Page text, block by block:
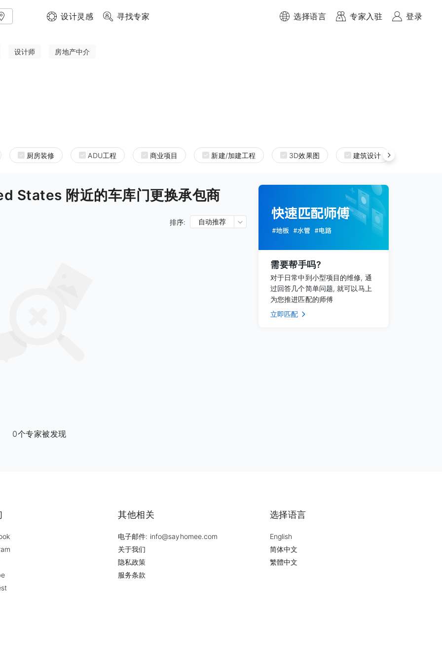
设计灵感 寻找专家 选择语言 专家入驻 登录
设计师 房地产中介
厨房装修 ADU工程 商业项目 新建/加建工程 3D效果图 建筑设计
States 附近的车库门更换承包商
排序: 自动推荐
0个专家被发现
需要帮手吗?
对于日常中到小型项目的维修, 通
过回答几个简单问题, 就可以马上
为您推进匹配的师傅
立即匹配
其他相关
电子邮件: info@sayhomee.com
关于我们
隐私政策
服务条款
选择语言
English
简体中文
繁體中文